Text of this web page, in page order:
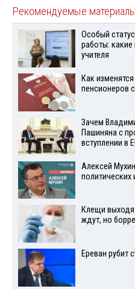
Рекомендуемые материалы
Особый
работы:
учителя
Как
пенсионеров
Зачем
Пашиняна с
вступлении в
Алексей
политических
Клещи
ждут, но
Ереван рубит